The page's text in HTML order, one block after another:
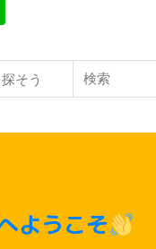
検索
ようこそ